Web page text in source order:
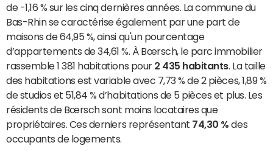
de -1,16 % sur les cinq dernières années. La commune du
Bas-Rhin se caractérise également par une part de
maisons de 64,95 %, ainsi qu'un pourcentage
d’appartements de 34,61 %. À Bœrsch, le parc immobilier
rassemble 1 381 habitations pour 2 435 habitants. La taille
des habitations est variable avec 7,73 % de 2 pièces, 1,89 %
de studios et 51,84 % d’habitations de 5 pièces et plus. Les
résidents de Bœrsch sont moins locataires que
propriétaires. Ces derniers représentant 74,30 % des
occupants de logements.